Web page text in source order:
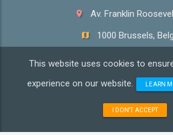
This website uses cookies to
experience on our website.
LEARN
I DON'T ACCEPT
Av. Franklin
1000 Brussels,
VAT:
2026 White Dynamics!